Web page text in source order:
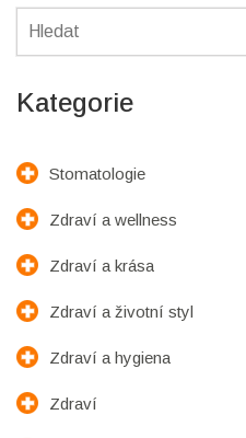
Kategorie
Stomatologie
Zdraví a wellness
Zdraví a krása
Zdraví a životní styl
Zdraví a hygiena
Zdraví